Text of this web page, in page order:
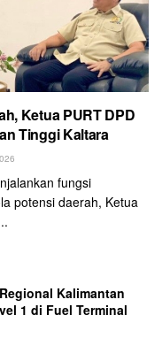
Ketua PURT DPD
Tinggi Kaltara
fungsi
potensi daerah, Ketua
Kalimantan
1 di Fuel Terminal